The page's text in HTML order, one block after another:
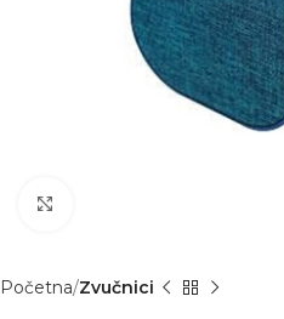
Početna Zvučnici